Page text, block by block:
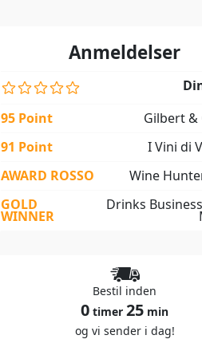
Anmeldelser
95 Point
Gilbert &
91 Point
I Vini di
AWARD ROSSO
Wine
GOLD
WINNER
Drinks
Bestil inden
0 timer 25 min
og vi sender i dag!